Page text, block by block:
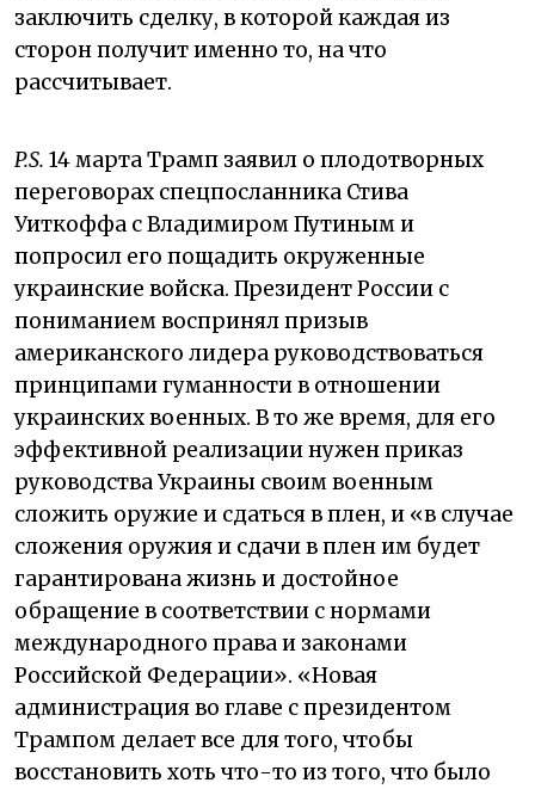
заключить сделку, в которой каждая из
сторон получит именно то, на что
рассчитывает.
P.S. 14 марта Трамп заявил о плодотворных
переговорах спецпосланника Стива
Уиткоффа с Владимиром Путиным и
попросил его пощадить окруженные
украинские войска. Президент России с
пониманием воспринял призыв
американского лидера руководствоваться
принципами гуманности в отношении
украинских военных. В то же время, для его
эффективной реализации нужен приказ
руководства Украины своим военным
сложить оружие и сдаться в плен, и «в случае
сложения оружия и сдачи в плен им будет
гарантирована жизнь и достойное
обращение в соответствии с нормами
международного права и законами
Российской Федерации». «Новая
администрация во главе с президентом
Трампом делает все для того, чтобы
восстановить хоть что-то из того, что было